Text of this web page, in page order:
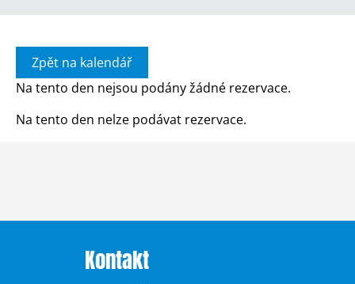
Zpět na kalendář
Na tento den nejsou podány žádné rezervace.
Na tento den nelze podávat rezervace.
Kontakt